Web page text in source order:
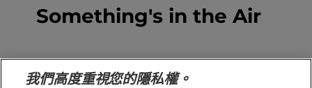
Something's in the Air
我們高度重視您的隱私權。